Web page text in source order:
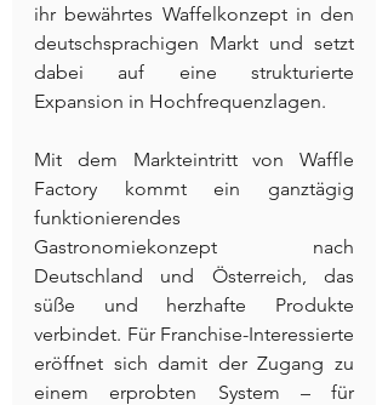
ihr bewährtes Waffelkonzept in den
deutschsprachigen Markt und setzt
dabei auf eine strukturierte
Expansion in Hochfrequenzlagen.
Mit dem Markteintritt von Waffle
Factory kommt ein ganztägig
funktionierendes
Gastronomiekonzept nach
Deutschland und Österreich, das
süße und herzhafte Produkte
verbindet. Für Franchise-Interessierte
eröffnet sich damit der Zugang zu
einem erprobten System – für